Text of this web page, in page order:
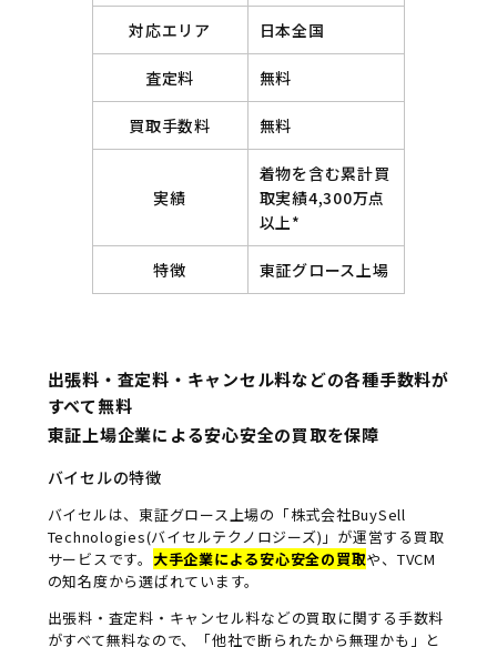
対応エリア 日本全国
査定料 無料
買取手数料 無料
実績
着物を含む累計買
取実績4,300万点
以上*
特徴 東証グロース上場
出張料・査定料・キャンセル料などの各種手数料が
すべて無料
東証上場企業による安心安全の買取を保障
バイセルの特徴
バイセルは、東証グロース上場の「株式会社BuySell
Technologies(バイセルテクノロジーズ)」が運営する買取
サービスです。 大手企業による安心安全の買取や、TVCM
の知名度から選ばれています。
出張料・査定料・キャンセル料などの買取に関する手数料
がすべて無料なので、「他社で断られたから無理かも」と